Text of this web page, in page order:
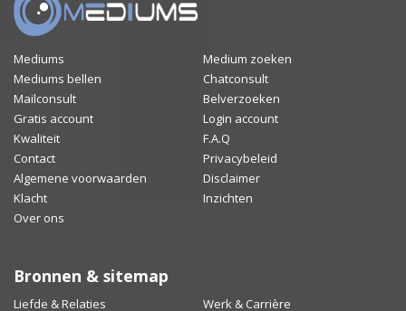
Mediums
Medium zoeken
Mediums bellen
Chatconsult
Mailconsult
Belverzoeken
Gratis account
Login account
Kwaliteit
F.A.Q
Contact
Privacybeleid
Algemene voorwaarden
Disclaimer
Klacht
Inzichten
Over ons
Bronnen & sitemap
Liefde & Relaties Werk & Carrière